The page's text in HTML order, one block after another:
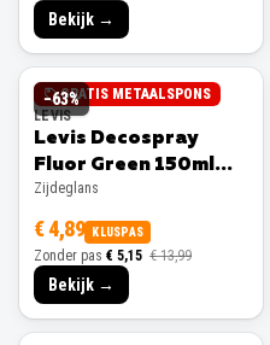
Bekijk →
−63%
GRATIS METAALSPONS
LEVIS
Levis Decospray
Fluor Green 150ml
Zijdeglans
Zijdeglans
€ 4,89 KLUSPAS
Zonder pas € 5,15 € 13,99
Bekijk →